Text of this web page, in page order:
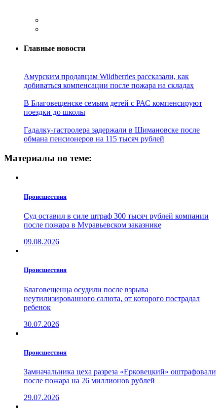
Главные новости
Амурским продавцам Wildberries рассказали, как
добиваться компенсации после пожара на складах
В Благовещенске семьям детей с РАС компенсируют
поездки до школы
Гадалку-гастролера задержали в Шимановске после
обмана пенсионеров на 115 тысяч рублей
Материалы по теме:
Проиcшествия
Суд оставил в силе штраф 300 тысяч рублей компании
после пожара в Муравьевском заказнике
09.08.2026
Проиcшествия
Благовещенца осудили после взрыва
неутилизированного салюта, от которого пострадал
ребенок
30.07.2026
Проиcшествия
Замначальника цеха разреза «Ерковецкий» оштрафовали
после пожара на 26 миллионов рублей
29.07.2026